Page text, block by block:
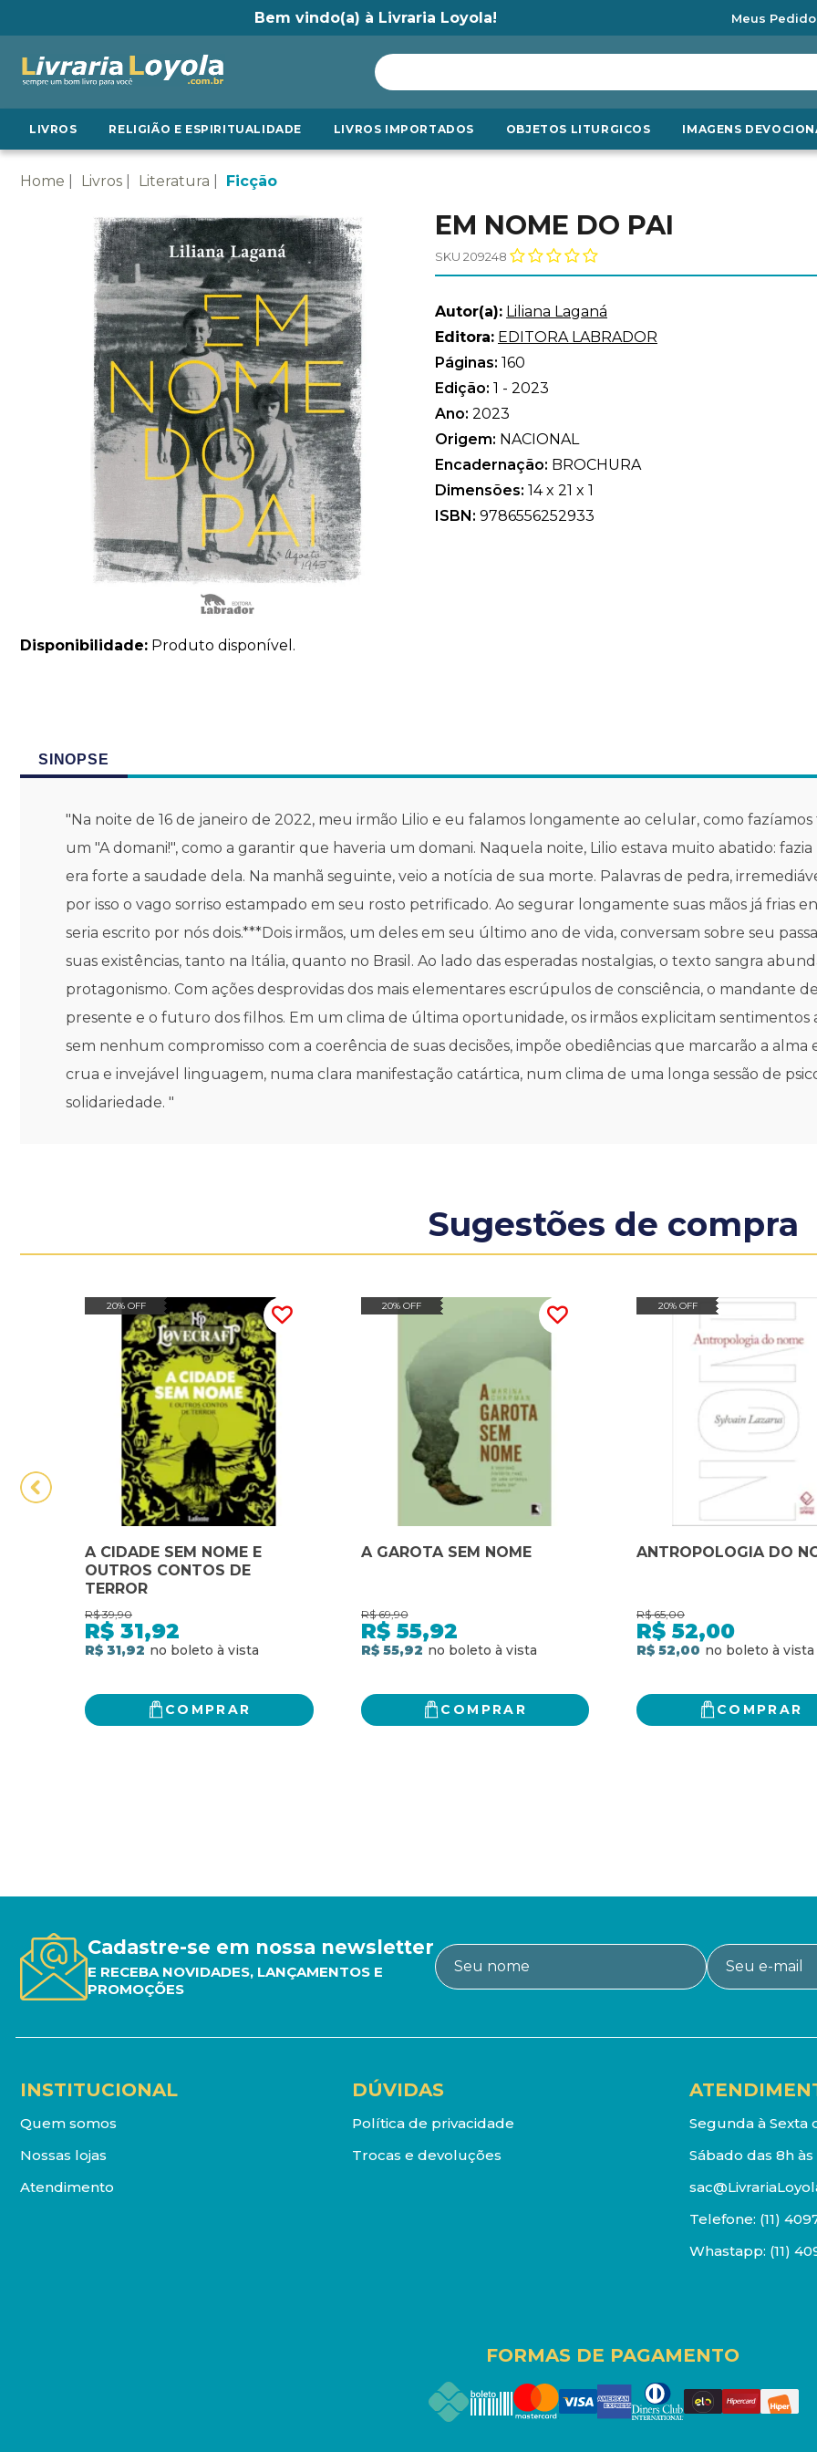
Bem vindo(a) à Livraria Loyola! Meus
LIVROS RELIGIÃO E ESPIRITUALIDADE LIVROS IMPORTADOS OBJETOS LITURGICOS IMAGENS
Home Livros Literatura Ficção
Disponibilidade: Produto disponível.
EM NOME DO PAI
SKU 209248
Autor(a): Liliana Laganá
Editora: EDITORA LABRADOR
Páginas: 160
Edição: 1 - 2023
Ano: 2023
Origem: NACIONAL
Encadernação: BROCHURA
Dimensões: 14 x 21 x 1
ISBN: 9786556252933
SINOPSE
"Na noite de 16 de janeiro de 2022, meu irmão Lilio e eu falamos longamente ao celular, como
um "A domani!", como a garantir que haveria um domani. Naquela noite, Lilio estava muito abatido:
era forte a saudade dela. Na manhã seguinte, veio a notícia de sua morte. Palavras de pedra,
por isso o vago sorriso estampado em seu rosto petrificado. Ao segurar longamente suas mãos já frias
seria escrito por nós dois.***Dois irmãos, um deles em seu último ano de vida, conversam sobre seu
suas existências, tanto na Itália, quanto no Brasil. Ao lado das esperadas nostalgias, o texto sangra
protagonismo. Com ações desprovidas dos mais elementares escrúpulos de consciência, o mandante
presente e o futuro dos filhos. Em um clima de última oportunidade, os irmãos explicitam
sem nenhum compromisso com a coerência de suas decisões, impõe obediências que marcarão a
crua e invejável linguagem, numa clara manifestação catártica, num clima de uma longa sessão de
solidariedade. "
Sugestões de compra
20% OFF
A CIDADE SEM NOME E
OUTROS CONTOS DE
TERROR
R$ 39,90
R$ 31,92
R$ 31,92
COMPRAR
20% OFF
A GAROTA SEM NOME
R$ 69,90
R$ 55,92
R$ 55,92
COMPRAR
20% OFF
ANTROPOLOGIA DO
R$ 65,00
R$ 52,00
R$ 52,00
COMPRAR
Cadastre-se em nossa newsletter
E RECEBA NOVIDADES, LANÇAMENTOS E
PROMOÇÕES
INSTITUCIONAL
Quem somos
Nossas lojas
Atendimento
DÚVIDAS
Política de privacidade
Trocas e devoluções
Segunda à Sexta
Sábado das 8h às
Telefone: (11)
Whastapp: (11)
FORMAS DE PAGAMENTO